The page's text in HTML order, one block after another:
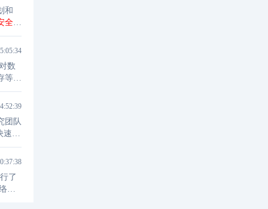
和
全产
年
等内
动的
团队
了
比